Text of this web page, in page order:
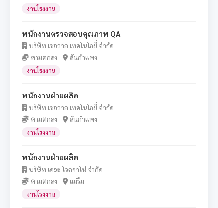
งานโรงงาน
พนักงานตรวจสอบคุณภาพ QA
บริษัท เชอวาล เทคโนโลยี่ จำกัด
ตามตกลง
สันกำแพง
งานโรงงาน
พนักงานฝ่ายผลิต
บริษัท เชอวาล เทคโนโลยี่ จำกัด
ตามตกลง
สันกำแพง
งานโรงงาน
พนักงานฝ่ายผลิต
บริษัท เดอะ โวลคาโน่ จำกัด
ตามตกลง
แม่ริม
งานโรงงาน